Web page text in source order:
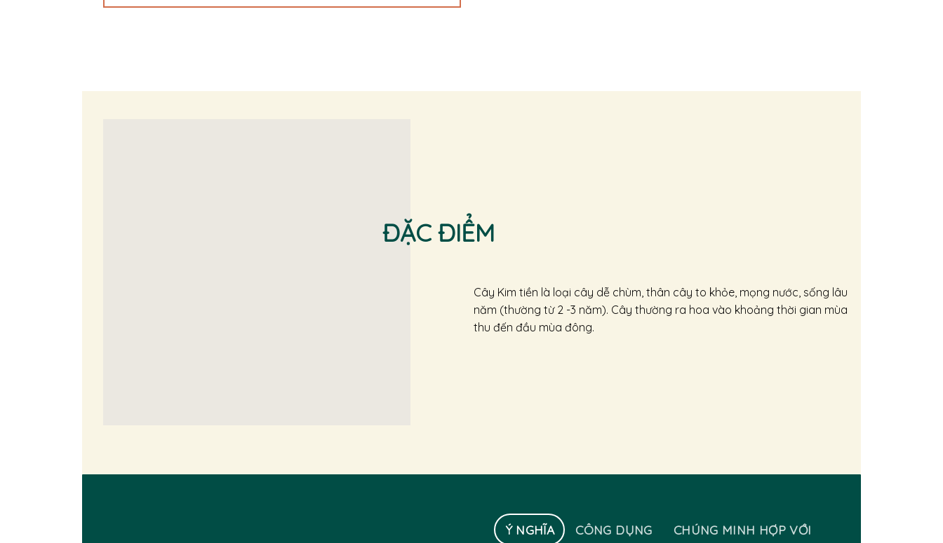
ĐẶC ĐIỂM
Cây Kim tiền là loại cây dễ chùm, thân cây to khỏe, mọng nước, sống lâu
năm (thường từ 2 -3 năm). Cây thường ra hoa vào khoảng thời gian mùa
thu đến đầu mùa đông.
Ý NGHĨA CÔNG DỤNG CHÚNG MINH HỢP VỚI